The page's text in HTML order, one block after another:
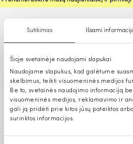
Sutikimas Išsami
Šioje svetainėje naudojami slapukai
Naudojame slapukus, kad galėtume
skelbimus, teikti visuomeninės medijos
Be to, svetainės naudojimo informaciją
visuomeninės medijos, reklamavimo ir
gali ją pridėti prie kitos jūsų pateiktos
surinktos informacijos.